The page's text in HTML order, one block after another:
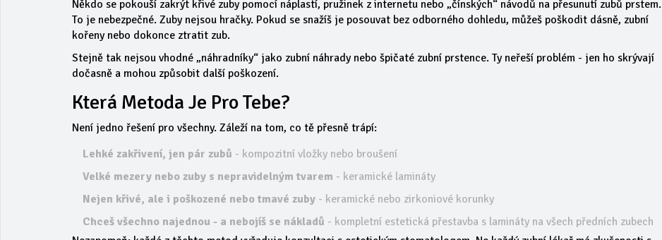
Někdo se pokouší zakrýt křivé zuby pomocí náplastí, pružinek z internetu nebo „čínských“ návodů na přesunutí zubů prstem.
To je nebezpečné. Zuby nejsou hračky. Pokud se snažíš je posouvat bez odborného dohledu, můžeš poškodit dásně, zubní
kořeny nebo dokonce ztratit zub.
Stejně tak nejsou vhodné „náhradníky“ jako zubní náhrady nebo špičaté zubní prstence. Ty neřeší problém - jen ho skrývají
dočasně a mohou způsobit další poškození.
Která Metoda Je Pro Tebe?
Není jedno řešení pro všechny. Záleží na tom, co tě přesně trápí:
Lehké zakřivení, jen pár zubů - kompozitní vložky nebo broušení
Velké mezery nebo zuby s nepravidelným tvarem - keramické lamináty
Nejen křivé, ale i poškozené nebo tmavé zuby - keramické nebo zirkoniové korunky
Chceš všechno najednou - a nebojíš se nákladů - kompletní estetická přestavba s lamináty na všech předních zubech